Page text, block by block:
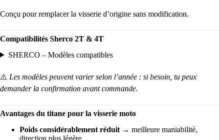
Conçu pour remplacer la visserie d’origine sans modification.
Compatibilités Sherco 2T & 4T
SHERCO – Modèles compatibles
⚠️ Les modèles peuvent varier selon l’année : si besoin, tu peux
demander la confirmation avant commande.
Avantages du titane pour la visserie moto
Poids considérablement réduit → meilleure maniabilité,
direction plus légère